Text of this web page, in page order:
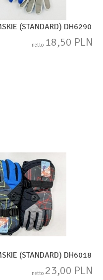
(STANDARD) DH6290
netto 18,50 PLN
(STANDARD) DH6018
netto 23,00 PLN